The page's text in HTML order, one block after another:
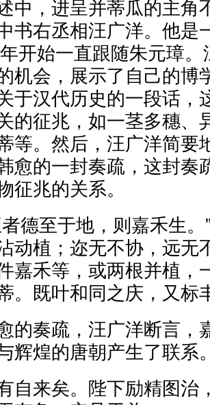
中，进呈并蒂瓜的主角
右丞相汪广洋。他是
开始一直跟随朱元璋
机会，展示了自己的博
于汉代历史的一段话，
的征兆，如一茎多穗、
等。然后，汪广洋简要
愈的一封奏疏，这封奏
征兆的关系。
德至于地，则嘉禾生
动植；迩无不协，远无
嘉禾等，或两根并植，
。既叶和同之庆，又标
的奏疏，汪广洋断言，
辉煌的唐朝产生了联系
自来矣。陛下励精图治